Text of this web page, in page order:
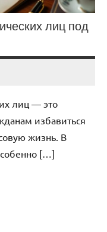
лиц под
лиц — это
избавиться
жизнь. В
[…]